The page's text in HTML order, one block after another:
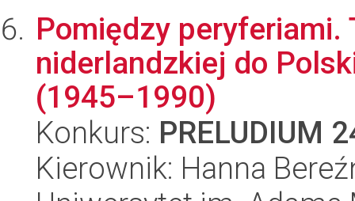
Pomiędzy peryferiami.
niderlandzkiej do
(1945–1990)
Konkurs: PRELUDIUM
Kierownik: Hanna